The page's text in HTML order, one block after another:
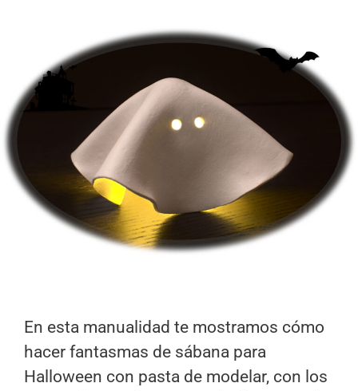
En esta manualidad te mostramos cómo
hacer fantasmas de sábana para
Halloween con pasta de modelar, con los